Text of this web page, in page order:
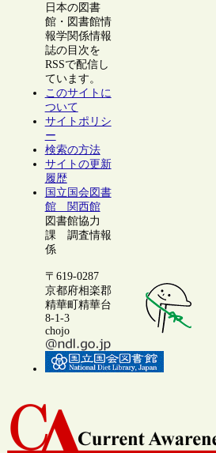
日本の図書
館・図書館情
報学関係情報
誌の目次を
RSSで配信し
ています。
このサイトに
ついて
サイトポリシ
ー
検索の方法
サイトの更新
履歴
国立国会図書
館 関西館
図書館協力
課 調査情報
係
〒619-0287
京都府相楽郡
精華町精華台
8-1-3
chojo